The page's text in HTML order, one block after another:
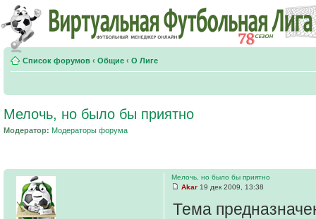
Список форумов ‹ Общие ‹ О Лиге
Мелочь, но было бы приятно
Модератор: Модераторы форума
Мелочь, но было бы приятно
Akar 19 дек 2009, 13:38
Тема